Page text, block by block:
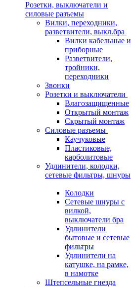
Розетки, выключатели и
силовые разъемы
Вилки, переходники,
разветвители, выкл.бра
Вилки кабельные и
приборные
Разветвители,
тройники,
переходники
Звонки
Розетки и выключатели
Влагозащищенные
Открытый монтаж
Скрытый монтаж
Силовые разъемы
Каучуковые
Пластиковые,
карболитовые
Удлинители, колодки,
сетевые фильтры, шнуры
Колодки
Сетевые шнуры с
вилкой,
выключатели бра
Удлинители
бытовые и сетевые
фильтры
Удлинители на
катушке, на рамке,
в намотке
Штепсельные гнезда